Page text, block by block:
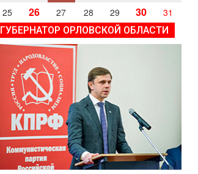
25
26 27 28 29 30 31
ГУБЕРНАТОР ОРЛОВСКОЙ ОБЛАСТИ